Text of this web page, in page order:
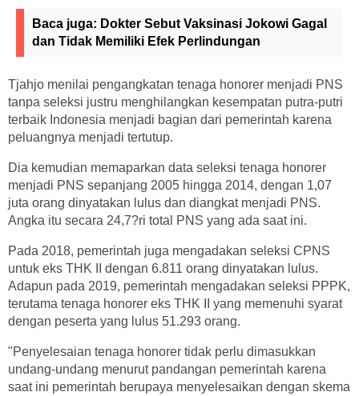
Baca juga: Dokter Sebut Vaksinasi Jokowi Gagal
dan Tidak Memiliki Efek Perlindungan
Tjahjo menilai pengangkatan tenaga honorer menjadi PNS
tanpa seleksi justru menghilangkan kesempatan putra-putri
terbaik Indonesia menjadi bagian dari pemerintah karena
peluangnya menjadi tertutup.
Dia kemudian memaparkan data seleksi tenaga honorer
menjadi PNS sepanjang 2005 hingga 2014, dengan 1,07
juta orang dinyatakan lulus dan diangkat menjadi PNS.
Angka itu secara 24,7?ri total PNS yang ada saat ini.
Pada 2018, pemerintah juga mengadakan seleksi CPNS
untuk eks THK II dengan 6.811 orang dinyatakan lulus.
Adapun pada 2019, pemerintah mengadakan seleksi PPPK,
terutama tenaga honorer eks THK II yang memenuhi syarat
dengan peserta yang lulus 51.293 orang.
"Penyelesaian tenaga honorer tidak perlu dimasukkan
undang-undang menurut pandangan pemerintah karena
saat ini pemerintah berupaya menyelesaikan dengan skema